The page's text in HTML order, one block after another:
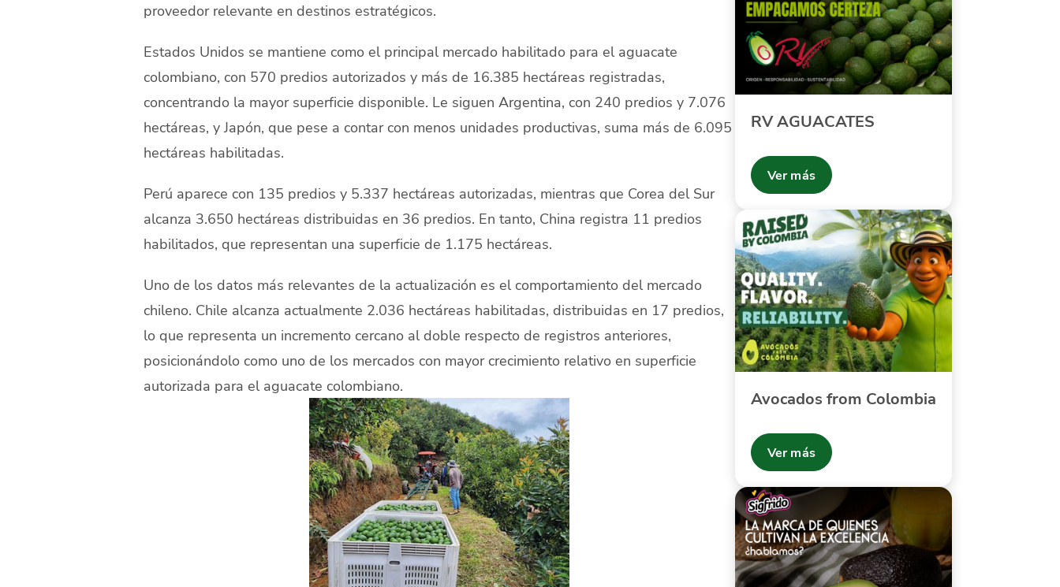
proveedor relevante en destinos estratégicos.
Estados Unidos se mantiene como el principal mercado habilitado para el aguacate
colombiano, con 570 predios autorizados y más de 16.385 hectáreas registradas,
concentrando la mayor superficie disponible. Le siguen Argentina, con 240 predios y 7.076
hectáreas, y Japón, que pese a contar con menos unidades productivas, suma más de 6.095
hectáreas habilitadas.
Perú aparece con 135 predios y 5.337 hectáreas autorizadas, mientras que Corea del Sur
alcanza 3.650 hectáreas distribuidas en 36 predios. En tanto, China registra 11 predios
habilitados, que representan una superficie de 1.175 hectáreas.
Uno de los datos más relevantes de la actualización es el comportamiento del mercado
chileno. Chile alcanza actualmente 2.036 hectáreas habilitadas, distribuidas en 17 predios,
lo que representa un incremento cercano al doble respecto de registros anteriores,
posicionándolo como uno de los mercados con mayor crecimiento relativo en superficie
autorizada para el aguacate colombiano.
RV AGUACATES
Ver más
Avocados from Colombia
Ver más